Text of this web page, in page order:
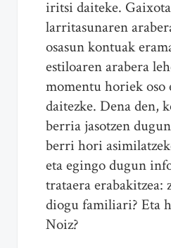
iritsi daiteke.
larritasunaren
osasun kontuak
estiloaren arabera
momentu horiek oso
daitezke. Dena den,
berria jasotzen
berri hori
eta egingo dugun
trataera erabakitzea:
diogu familiari? Eta
Noiz?